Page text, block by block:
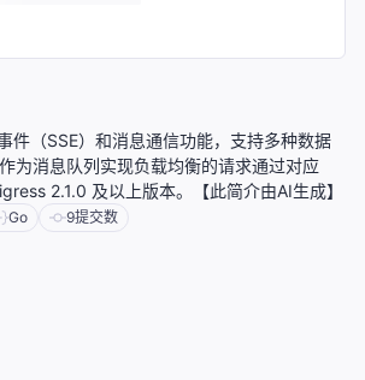
件（SSE）和消息通信功能，支持多种数据
为消息队列实现负载均衡的请求通过对应
2.1.0 及以上版本。【此简介由AI生成】
Go 9提交数